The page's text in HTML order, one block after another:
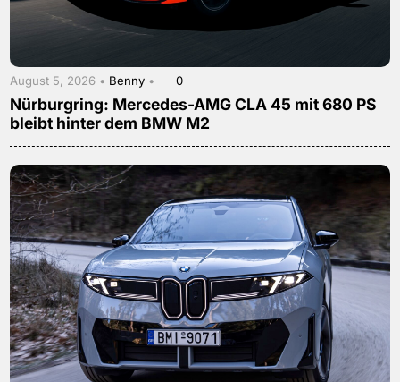
August 5, 2026 • Benny • 0
Nürburgring: Mercedes-AMG CLA 45 mit 680 PS
bleibt hinter dem BMW M2